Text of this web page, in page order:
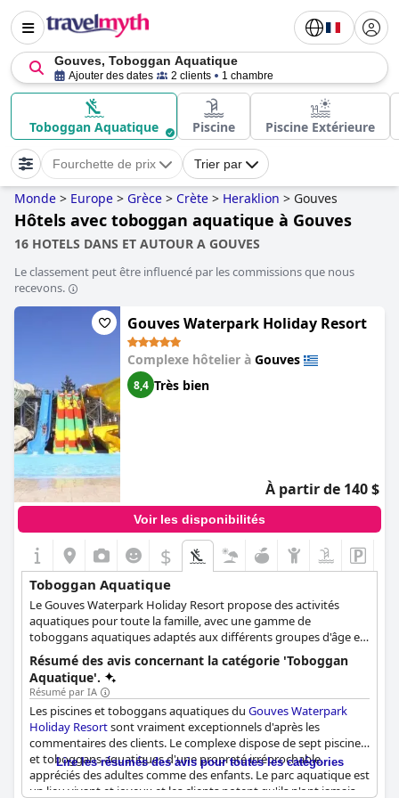
Gouves, Toboggan Aquatique
Ajouter des dates 2 clients 1 chambre
Toboggan Aquatique Piscine Piscine Extérieure
Fourchette de prix Trier par
Monde > Europe > Grèce > Crète > Heraklion > Gouves
Hôtels avec toboggan aquatique à Gouves
16 HOTELS DANS ET AUTOUR A GOUVES
Le classement peut être influencé par les commissions que nous
recevons.
Gouves Waterpark Holiday Resort
Complexe hôtelier à Gouves
8,4 Très bien
À partir de 140 $
Voir les disponibilités
$
Toboggan Aquatique
Le Gouves Waterpark Holiday Resort propose des activités
aquatiques pour toute la famille, avec une gamme de
toboggans aquatiques adaptés aux différents groupes d'âge et
de taille. Six grands toboggans aquatiques attirent les
personnes âgées de huit ans et plus et mesurant au moins 1,20
m de haut. Ces toboggans constituent une aventure palpitante
pour les plus audacieux, chaque descente offrant un plongeon
unique dans la piscine. Pour les plus jeunes, âgés de 2 à 8 ans,
des jouets et des toboggans aquatiques ont été spécialement
conçus. Ces équipements adaptés aux enfants sont parfaits
pour des jeux d'eau sûrs et excitants, permettant à tous les
membres de la famille de profiter des joies de la glisse et de
Résumé des avis concernant la catégorie 'Toboggan
Aquatique'.
Résumé par IA
Les piscines et toboggans aquatiques du Gouves Waterpark
Holiday Resortsont vraiment exceptionnels d'après les
commentaires des clients. Le complexe dispose de sept piscines
et toboggans aquatiques d'une propreté irréprochable,
appréciés des adultes comme des enfants. Le parc aquatique est
un lieu vivant et joyeux et les clients notent qu'ils n'ont jamais
Lire les résumés des avis pour toutes les catégories